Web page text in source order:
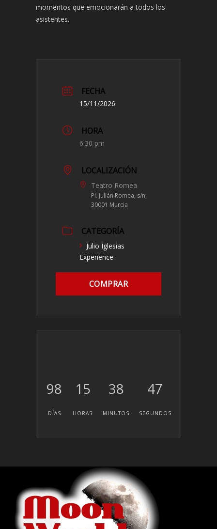
momentos que emocionarán a todos los
asistentes.
FECHA
15/11/2026
HORA
6:30 pm
LOCALIZACIÓN
Teatro Romea
Pl. Julián Romea, s/n,
30001 Murcia
CATEGORÍA
Julio Iglesias
Experience
COMPRAR
98
DÍAS
15
HORAS
38
MINUTOS
46
SEGUNDOS